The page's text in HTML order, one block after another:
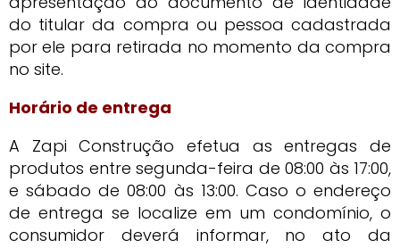
do titular da compra ou pessoa cadastrada
por ele para retirada no momento da compra
no site.
Horário de entrega
A Zapi Construção efetua as entregas de
produtos entre segunda-feira de 08:00 às 17:00,
e sábado de 08:00 às 13:00. Caso o endereço
de entrega se localize em um condomínio, o
consumidor deverá informar, no ato da